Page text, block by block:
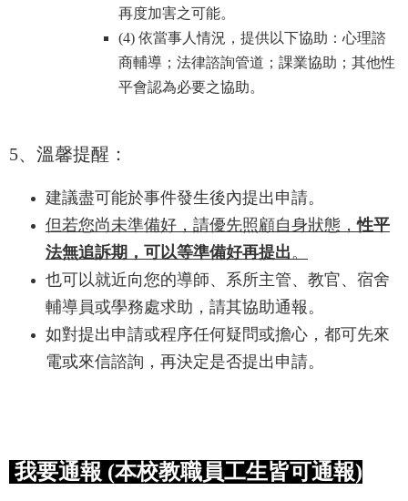
再度加害之可能。
(4) 依當事人情況，提供以下協助：心理諮
商輔導；法律諮詢管道；課業協助；其他性
平會認為必要之協助。
5、溫馨提醒：
建議盡可能於事件發生後內提出申請。
但若您尚未準備好，請優先照顧自身狀態，性平
法無追訴期，可以等準備好再提出。
也可以就近向您的導師、系所主管、教官、宿舍
輔導員或學務處求助，請其協助通報。
如對提出申請或程序任何疑問或擔心，都可先來
電或來信諮詢，再決定是否提出申請。
我要通報 (本校教職員工生皆可通報)